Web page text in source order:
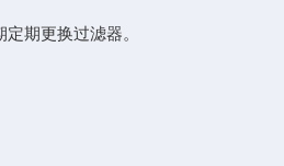
期更换过滤器。